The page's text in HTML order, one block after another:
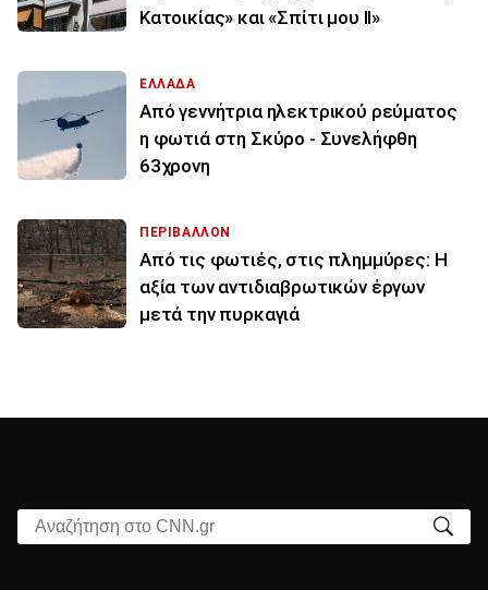
Κατοικίας» και «Σπίτι μου ΙΙ»
ΕΛΛΑΔΑ
Από γεννήτρια ηλεκτρικού ρεύματος
η φωτιά στη Σκύρο - Συνελήφθη
63χρονη
ΠΕΡΙΒΑΛΛΟΝ
Από τις φωτιές, στις πλημμύρες: Η
αξία των αντιδιαβρωτικών έργων
μετά την πυρκαγιά
Αναζήτηση στο CNN.gr